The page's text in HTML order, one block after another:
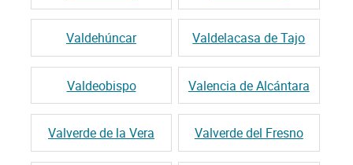
Valdehúncar Valdelacasa de Tajo
Valdeobispo Valencia de Alcántara
Valverde de la Vera Valverde del Fresno